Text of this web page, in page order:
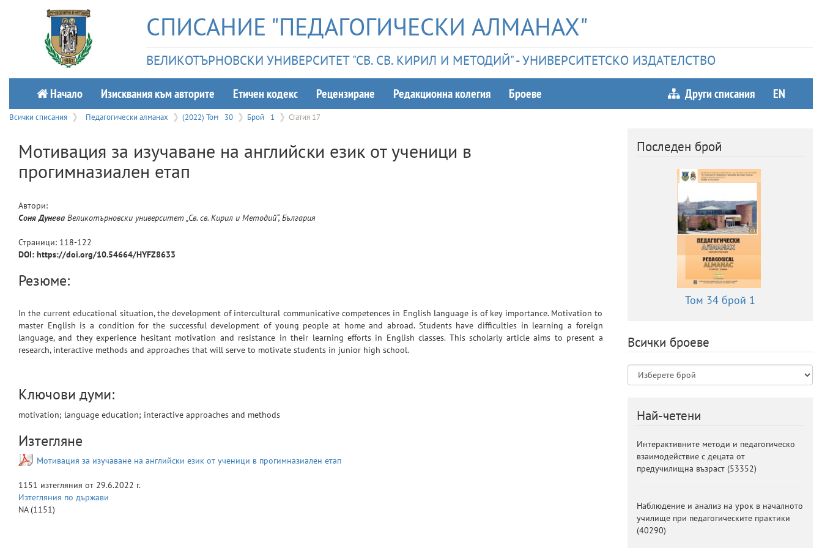
СПИСАНИЕ "ПЕДАГОГИЧЕСКИ АЛМАНАХ"
ВЕЛИКОТЪРНОВСКИ УНИВЕРСИТЕТ "СВ. СВ. КИРИЛ И МЕТОДИЙ" - УНИВЕРСИТЕТСКО ИЗДАТЕЛСТВО
Начало Изисквания към авторите Етичeн кодекс Рецензиране Редакционна колегия Броеве Други списания EN
Всички списания Педагогически алманах (2022) Том 30 Брой 1 Статия 17
Мотивация за изучаване на английски език от ученици в
прогимназиален етап
Автори:
Соня Дунева Великотърновски университет „Св. св. Кирил и Методий“, България
Страници: 118-122
DOI: https://doi.org/10.54664/HYFZ8633
Резюме:
In the current educational situation, the development of intercultural communicative competences in English language is of key importance. Motivation to
master English is a condition for the successful development of young people at home and abroad. Students have difficulties in learning a foreign
language, and they experience hesitant motivation and resistance in their learning efforts in English classes. This scholarly article aims to present a
research, interactive methods and approaches that will serve to motivate students in junior high school.
Ключови думи:
motivation; language education; interactive approaches and methods
Изтегляне
Мотивация за изучаване на английски език от ученици в прогимназиален етап
1151 изтегляния от 29.6.2022 г.
Изтегляния по държави
NA(1151)
Последен брой
Том 34 брой 1
Всички броеве
Най-четени
Интерактивните методи и педагогическо
взаимодействие с децата от
предучилищна възраст (53352)
Наблюдение и анализ на урок в началното
училище при педагогическите практики
(40290)